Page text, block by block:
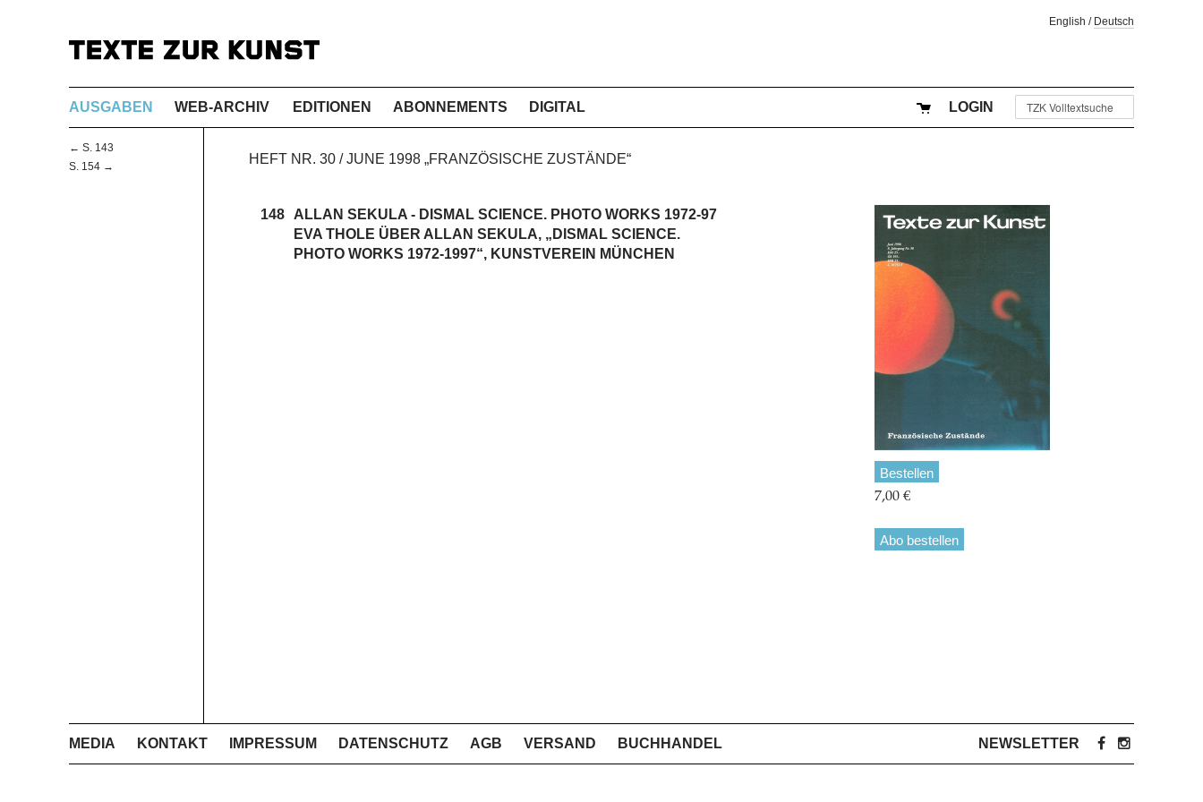
English / Deutsch
AUSGABEN WEB-ARCHIV EDITIONEN ABONNEMENTS DIGITAL LOGIN
← S. 143
S. 154 →
HEFT NR. 30 / JUNE 1998 „FRANZÖSISCHE ZUSTÄNDE“
148
ALLAN SEKULA - DISMAL SCIENCE. PHOTO WORKS 1972-97
EVA THOLE ÜBER ALLAN SEKULA, „DISMAL SCIENCE.
PHOTO WORKS 1972-1997“, KUNSTVEREIN MÜNCHEN
Bestellen
7,00 €
Abo bestellen
MEDIA KONTAKT IMPRESSUM DATENSCHUTZ AGB VERSAND BUCHHANDEL NEWSLETTER